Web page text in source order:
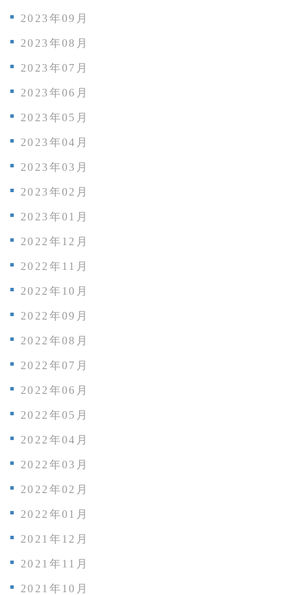
2023年09月
2023年08月
2023年07月
2023年06月
2023年05月
2023年04月
2023年03月
2023年02月
2023年01月
2022年12月
2022年11月
2022年10月
2022年09月
2022年08月
2022年07月
2022年06月
2022年05月
2022年04月
2022年03月
2022年02月
2022年01月
2021年12月
2021年11月
2021年10月